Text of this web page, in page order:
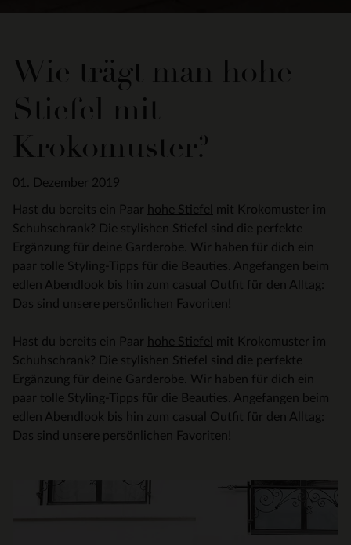
Wie trägt man hohe
Stiefel mit
Krokomuster?
01. Dezember 2019
Hast du bereits ein Paar hohe Stiefel
mit Krokomuster im
Schuhschrank? Die stylishen Stiefel sind die perfekte
Ergänzung für deine Garderobe. Wir haben für dich ein
paar tolle Styling-Tipps für die Beauties. Angefangen beim
edlen Abendlook bis hin zum casual Outfit für den Alltag:
Das sind unsere persönlichen Favoriten!
Hast du bereits ein Paar hohe Stiefel
mit Krokomuster im
Schuhschrank? Die stylishen Stiefel sind die perfekte
Ergänzung für deine Garderobe. Wir haben für dich ein
paar tolle Styling-Tipps für die Beauties. Angefangen beim
edlen Abendlook bis hin zum casual Outfit für den Alltag:
Das sind unsere persönlichen Favoriten!